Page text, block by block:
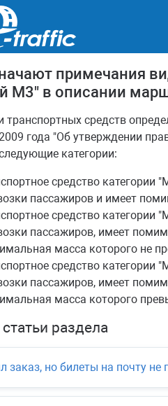
примечания
М3" в описании
транспортных средств
года "Об утверждении
категории:
средство категории
пассажиров и имеет
средство категории
пассажиров, имеет
масса которого не
средство категории
пассажиров, имеет
масса которого
раздела
заказ, но билеты на почту